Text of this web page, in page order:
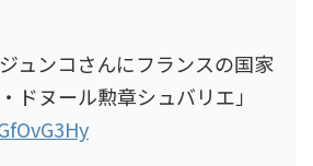
ュンコさんにフランスの国家
ドヌール勲章シュバリエ」